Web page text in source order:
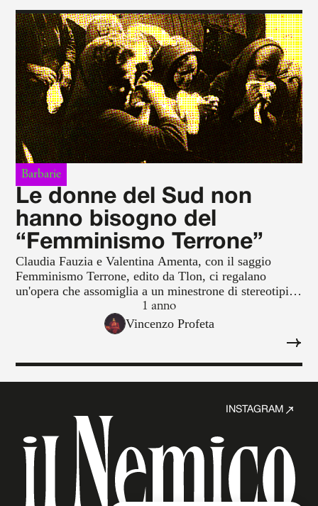
Barbarie
Le donne del Sud non
hanno bisogno del
“Femminismo Terrone”
Claudia Fauzia e Valentina Amenta, con il saggio
Femminismo Terrone, edito da Tlon, ci regalano
un'opera che assomiglia a un minestrone di stereotipi al
rovescio condito con un pizzico di sociologia da bar,
un retrogusto di sudore e una spolverata di baffetti
1 anno
Vincenzo Profeta
INSTAGRAM